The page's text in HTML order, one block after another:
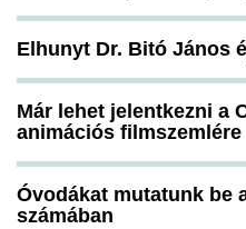
Elhunyt Dr. Bitó János
Már lehet jelentkezni a
animációs filmszemlére
Óvodákat mutatunk be
számában